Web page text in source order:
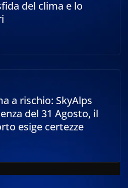
del clima e lo
a rischio: SkyAlps
del 31 Agosto, il
esige certezze